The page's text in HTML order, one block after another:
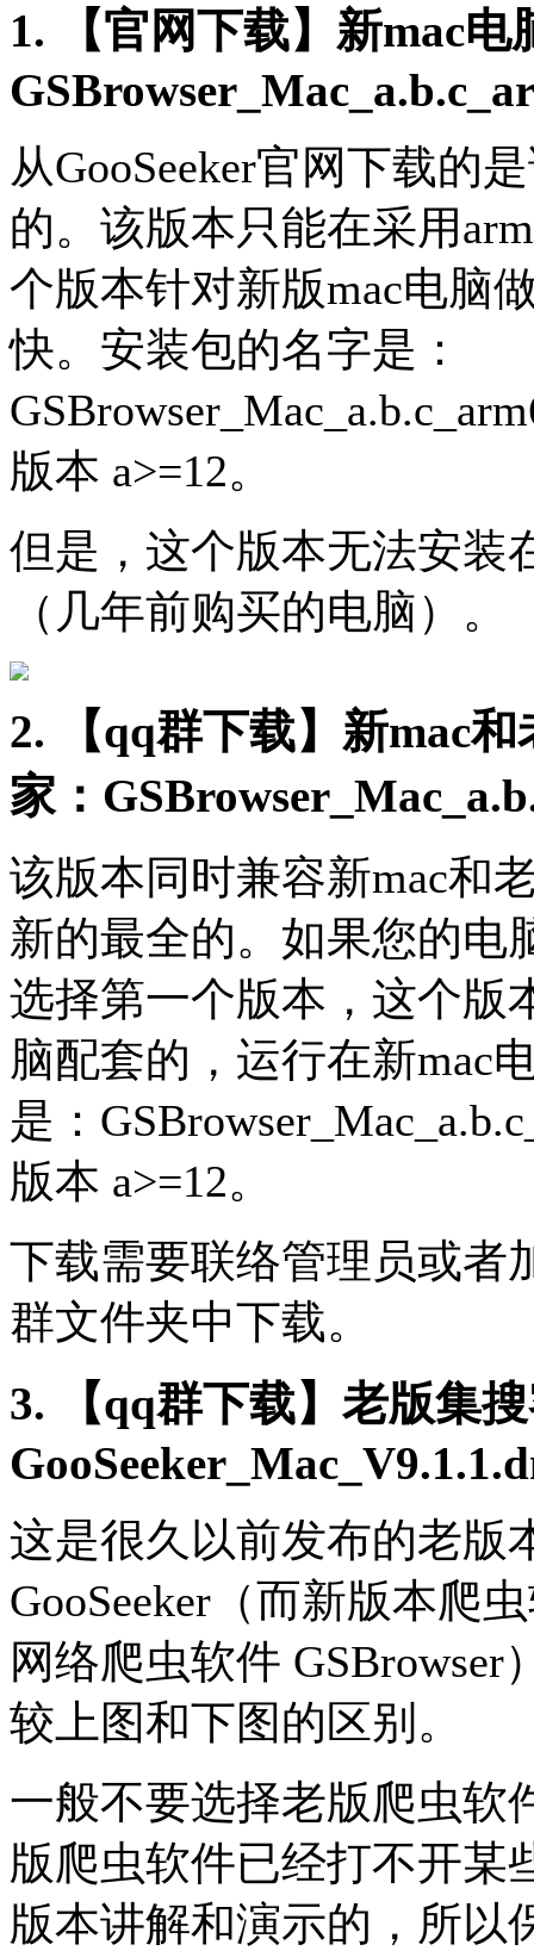
1. 【官网下载】新mac
GSBrowser_Mac_
从GooSeeker官网下载的
的。 该版本只能在采用
个版本针对新版mac电脑
快。安装包的名字是：
版本 a>=12。
但是，这个版本无法安装
（几年前购买的电脑）。
2. 【qq群下载】新mac
家： GSBrowser_Mac_
该版本同时兼容新mac和
新的最全的。如果您的电
选择第一个版本，这个版
脑配套的，运行在新mac
是：GSBrowser_Mac_a.b.c
版本 a>=12。
下载需要联络管理员或者
群文件夹中下载。
3. 【qq群下载】老版集
这是很久以前发布的老版
GooSeeker（而新版本
网络爬虫软件
较上图和下图的区别。
一般不要选择老版爬虫软
版爬虫软件已经打不开某
版本讲解和演示的，所以